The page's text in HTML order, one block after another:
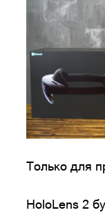
Только для
HoloLens 2